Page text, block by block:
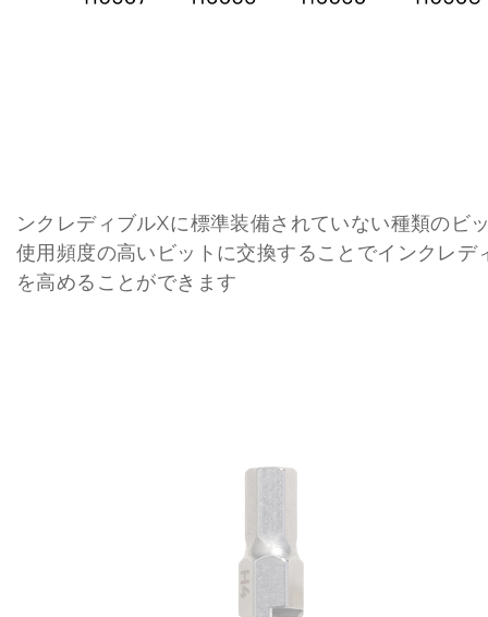
ンクレディブルXに標準装備されていない種類のビ
使用頻度の高いビットに交換することでインクレデ
を高めることができます